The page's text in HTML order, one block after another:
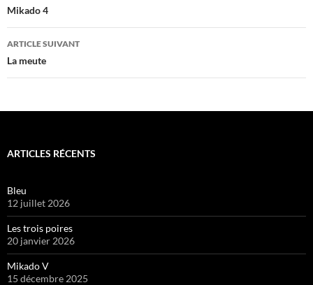
des
articles
Mikado 4
ARTICLE SUIVANT
La meute
ARTICLES RÉCENTS
Bleu
12 juillet 2026
Les trois poires
20 janvier 2026
Mikado V
15 décembre 2025